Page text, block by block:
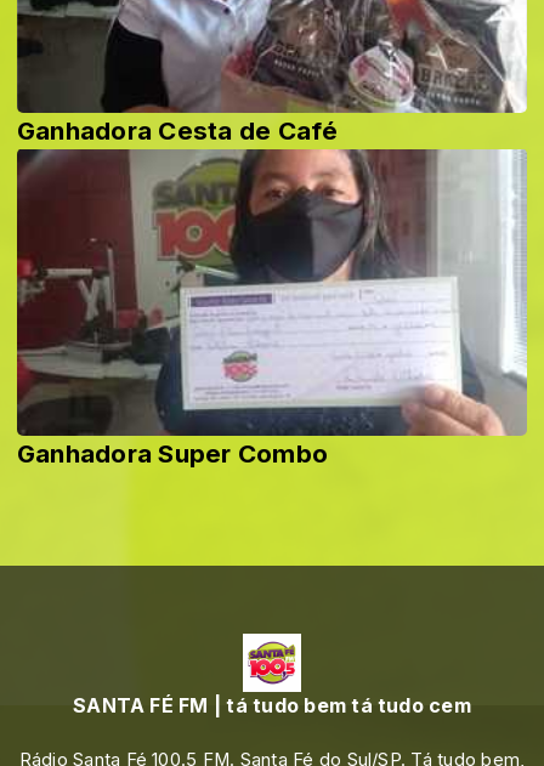
Ganhadora Cesta de Café
Ganhadora Super Combo
SANTA FÉ FM | tá tudo bem tá tudo cem
Rádio Santa Fé 100.5 FM. Santa Fé do Sul/SP. Tá tudo bem,